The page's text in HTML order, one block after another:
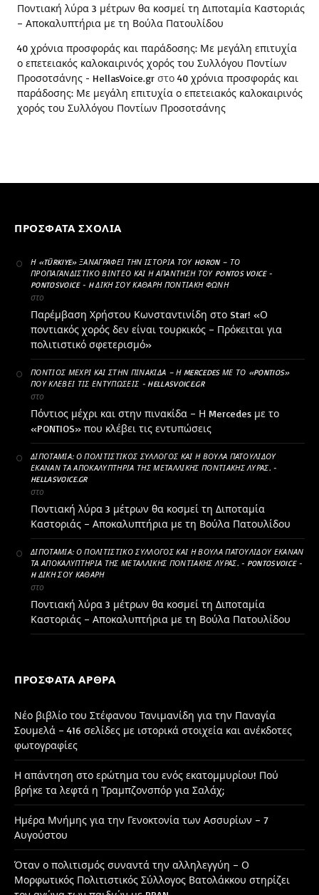
Ποντιακή λύρα 3 μέτρων θα κοσμεί τη Διποταμία Καστοριάς
– Αποκαλυπτήρια με τη Βούλα Πατουλίδου
40 χρόνια προσφοράς και παράδοσης: Με μεγάλη επιτυχία
ο επετειακός καλοκαιρινός χορός του Συλλόγου Ποντίων
Προσοτσάνης - HellasVoice.gr στο 40 χρόνια προσφοράς και
παράδοσης: Με μεγάλη επιτυχία ο επετειακός καλοκαιρινός
χορός του Συλλόγου Ποντίων Προσοτσάνης
ΠΡΌΣΦΑΤΑ ΣΧΌΛΙΑ
Η «TÜRKIYE» ΞΑΝΑΓΡΆΦΕΙ ΤΗΝ ΙΣΤΟΡΊΑ ΤΟΥ HORON – ΤΟ
ΠΡΟΠΑΓΑΝΔΙΣΤΙΚΌ ΒΊΝΤΕΟ ΚΑΙ Η ΑΠΆΝΤΗΣΗ ΤΟΥ PONTOS VOICE -
PONTOSVOICE - H ΔΙΚΉ ΣΟΥ ΚΑΘΑΡΗ ΠΟΝΤΙΑΚΉ ΦΩΝΉ
στο
Παρέμβαση Χρήστου Κωνσταντινίδη στο Star! «Ο
ποντιακός χορός δεν είναι τουρκικός – Πρόκειται για
πολιτιστικό σφετερισμό»
ΠΌΝΤΙΟΣ ΜΈΧΡΙ ΚΑΙ ΣΤΗΝ ΠΙΝΑΚΊΔΑ – Η MERCEDES ΜΕ ΤΟ «PONTIOS»
ΠΟΥ ΚΛΈΒΕΙ ΤΙΣ ΕΝΤΥΠΏΣΕΙΣ - HELLASVOICE.GR
στο
Πόντιος μέχρι και στην πινακίδα – Η Mercedes με το
«PONTIOS» που κλέβει τις εντυπώσεις
ΔΙΠΟΤΑΜΊΑ: Ο ΠΟΛΙΤΙΣΤΙΚΌΣ ΣΎΛΛΟΓΟΣ ΚΑΙ Η ΒΟΎΛΑ ΠΑΤΟΥΛΊΔΟΥ
ΈΚΑΝΑΝ ΤΑ ΑΠΟΚΑΛΥΠΤΉΡΙΑ ΤΗΣ ΜΕΤΑΛΛΙΚΉΣ ΠΟΝΤΙΑΚΉΣ ΛΎΡΑΣ. -
HELLASVOICE.GR
στο
Ποντιακή λύρα 3 μέτρων θα κοσμεί τη Διποταμία
Καστοριάς – Αποκαλυπτήρια με τη Βούλα Πατουλίδου
ΔΙΠΟΤΑΜΊΑ: Ο ΠΟΛΙΤΙΣΤΙΚΌ ΣΎΛΛΟΓΟΣ ΚΑΙ Η ΒΟΎΛΑ ΠΑΤΟΥΛΊΔΟΥ ΈΚΑΝΑΝ
ΤΑ ΑΠΟΚΑΛΥΠΤΉΡΙΑ ΤΗΣ ΜΕΤΑΛΛΙΚΉΣ ΠΟΝΤΙΑΚΉΣ ΛΎΡΑΣ. - PONTOSVOICE -
H ΔΙΚΉ ΣΟΥ ΚΑΘΑΡΗ
στο
Ποντιακή λύρα 3 μέτρων θα κοσμεί τη Διποταμία
Καστοριάς – Αποκαλυπτήρια με τη Βούλα Πατουλίδου
ΠΡΌΣΦΑΤΑ ΆΡΘΡΑ
Νέο βιβλίο του Στέφανου Τανιμανίδη για την Παναγία
Σουμελά – 416 σελίδες με ιστορικά στοιχεία και ανέκδοτες
φωτογραφίες
Η απάντηση στο ερώτημα του ενός εκατομμυρίου! Πού
βρήκε τα λεφτά η Τραμπζονσπόρ για Σαλάχ;
Ημέρα Μνήμης για την Γενοκτονία των Ασσυρίων – 7
Αυγούστου
Όταν ο πολιτισμός συναντά την αλληλεγγύη – Ο
Μορφωτικός Πολιτιστικός Σύλλογος Βατολάκκου στηρίζει